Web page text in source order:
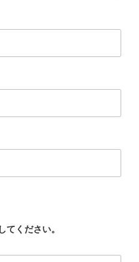
てください。